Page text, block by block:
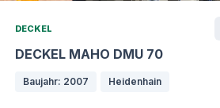
DECKEL
DECKEL MAHO DMU 70
Baujahr: 2007 Heidenhain